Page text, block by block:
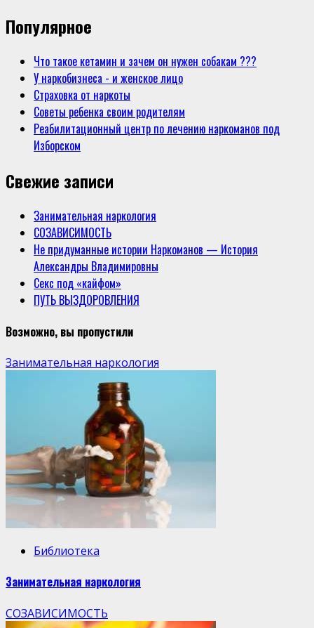
Популярное
Что такое кетамин и зачем он нужен собакам ???
У наркобизнеса - и женское лицо
Страховка от наркоты
Советы ребенка своим родителям
Реабилитационный центр по лечению наркоманов под
Изборском
Свежие записи
Занимательная наркология
СОЗАВИСИМОСТЬ
Не придуманные истории Наркоманов — История
Александры Владимировны
Секс под «кайфом»
ПУТЬ ВЫЗДОРОВЛЕНИЯ
Возможно, вы пропустили
Занимательная наркология
Библиотека
Занимательная наркология
СОЗАВИСИМОСТЬ